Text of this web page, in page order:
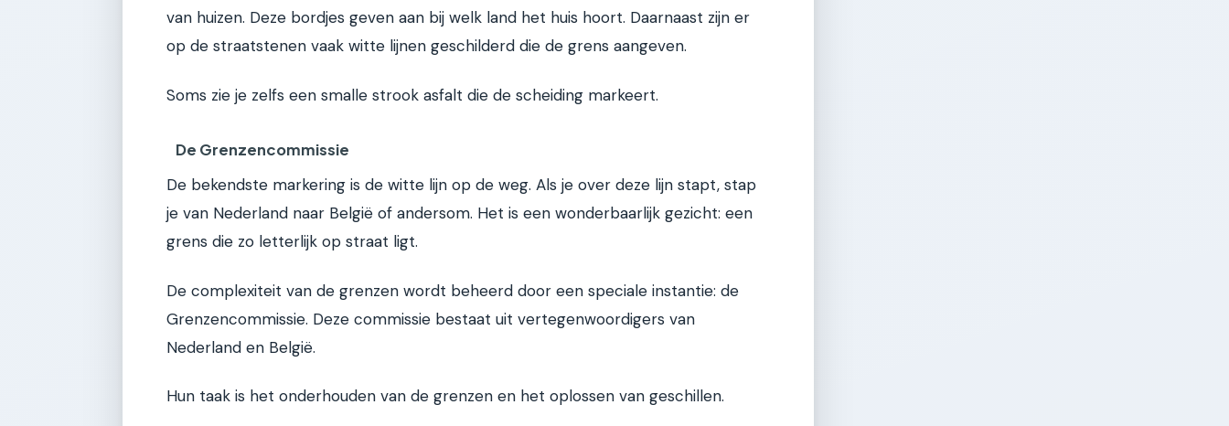
van huizen. Deze bordjes geven aan bij welk land het huis hoort. Daarnaast zijn er
op de straatstenen vaak witte lijnen geschilderd die de grens aangeven.
Soms zie je zelfs een smalle strook asfalt die de scheiding markeert.
De Grenzencommissie
De bekendste markering is de witte lijn op de weg. Als je over deze lijn stapt, stap
je van Nederland naar België of andersom. Het is een wonderbaarlijk gezicht: een
grens die zo letterlijk op straat ligt.
De complexiteit van de grenzen wordt beheerd door een speciale instantie: de
Grenzencommissie. Deze commissie bestaat uit vertegenwoordigers van
Nederland en België.
Hun taak is het onderhouden van de grenzen en het oplossen van geschillen.